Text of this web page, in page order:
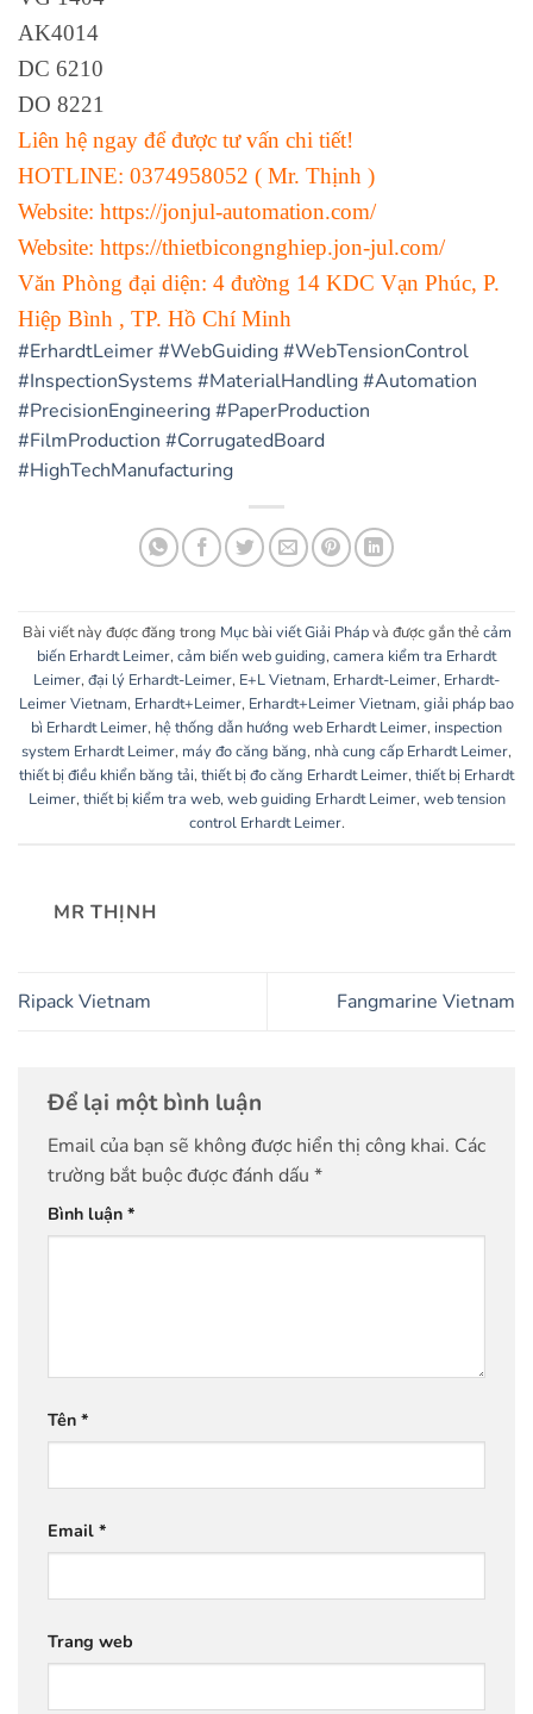
AK4014
DC 6210
DO 8221
Liên hệ ngay để được tư vấn chi tiết!
HOTLINE: 0374958052 ( Mr. Thịnh )
Website: https://jonjul-automation.com/
Website: https://thietbicongnghiep.jon-jul.com/
Văn Phòng đại diện: 4 đường 14 KDC Vạn Phúc, P.
Hiệp Bình , TP. Hồ Chí Minh
#ErhardtLeimer#WebGuiding#WebTensionControl
#InspectionSystems #MaterialHandling#Automation
#PrecisionEngineering#PaperProduction
#FilmProduction #CorrugatedBoard
#HighTechManufacturing
Bài viết này được đăng trong Mục bài viết Giải Phápvà được gắn thẻcảm
biến Erhardt Leimer, cảm biến web guiding, camera kiểm tra Erhardt
Leimer, đại lý Erhardt-Leimer, E+L Vietnam, Erhardt-Leimer, Erhardt-
Leimer Vietnam, Erhardt+Leimer, Erhardt+Leimer Vietnam, giải pháp bao
bì Erhardt Leimer, hệ thống dẫn hướng web Erhardt Leimer, inspection
system Erhardt Leimer, máy đo căng băng, nhà cung cấp Erhardt Leimer,
thiết bị điều khiển băng tải, thiết bị đo căng Erhardt Leimer, thiết bị Erhardt
Leimer, thiết bị kiểm tra web, web guiding Erhardt Leimer, web tension
control Erhardt Leimer.
MR THỊNH
Ripack Vietnam Fangmarine Vietnam
Để lại một bình luận
Email của bạn sẽ không được hiển thị công khai. Các
trường bắt buộc được đánh dấu *
Bình luận *
Tên *
Email *
Trang web